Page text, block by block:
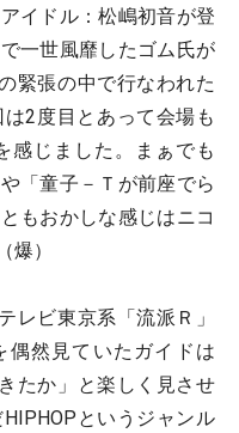
イドル：松嶋初音が登
一世風靡したゴム氏が
緊張の中で行なわれた
2度目とあって会場も
感じました。まぁでも
「童子－Ｔが前座でら
もおかしな感じはニコ
爆）
レビ東京系「流派Ｒ」
偶然見ていたガイドは
たか」と楽しく見させ
というジャンル